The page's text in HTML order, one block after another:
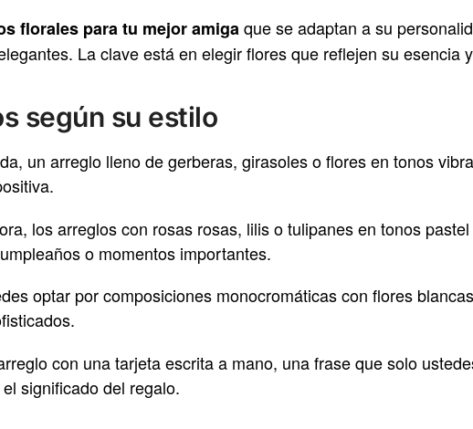
florales para tu mejor amigaque se adaptan a su
La clave está en elegir flores que reflejen su esencia
según su estilo
un arreglo lleno de gerberas, girasoles o flores en tonos
los arreglos con rosas rosas, lilis o tulipanes en tonos
o momentos importantes.
optar por composiciones monocromáticas con flores
con una tarjeta escrita a mano, una frase que solo
significado del regalo.